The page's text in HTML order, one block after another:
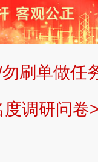
中介服务。
，页面信息
布>> 提交品
刷单做任
调研问卷